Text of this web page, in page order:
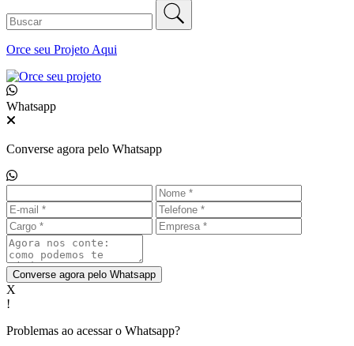
Orce seu Projeto Aqui
Whatsapp
Converse agora pelo Whatsapp
Converse agora pelo Whatsapp
X
!
Problemas ao acessar o Whatsapp?